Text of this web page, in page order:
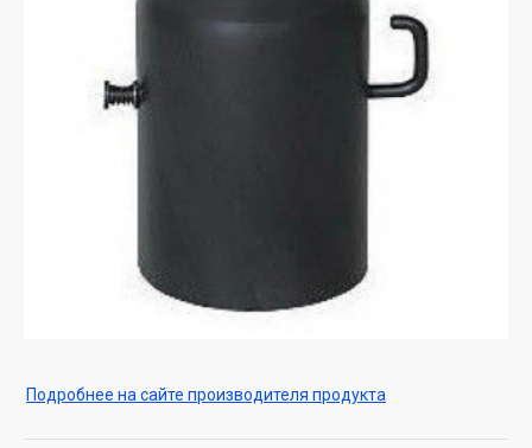
Подробнее на сайте производителя продукта